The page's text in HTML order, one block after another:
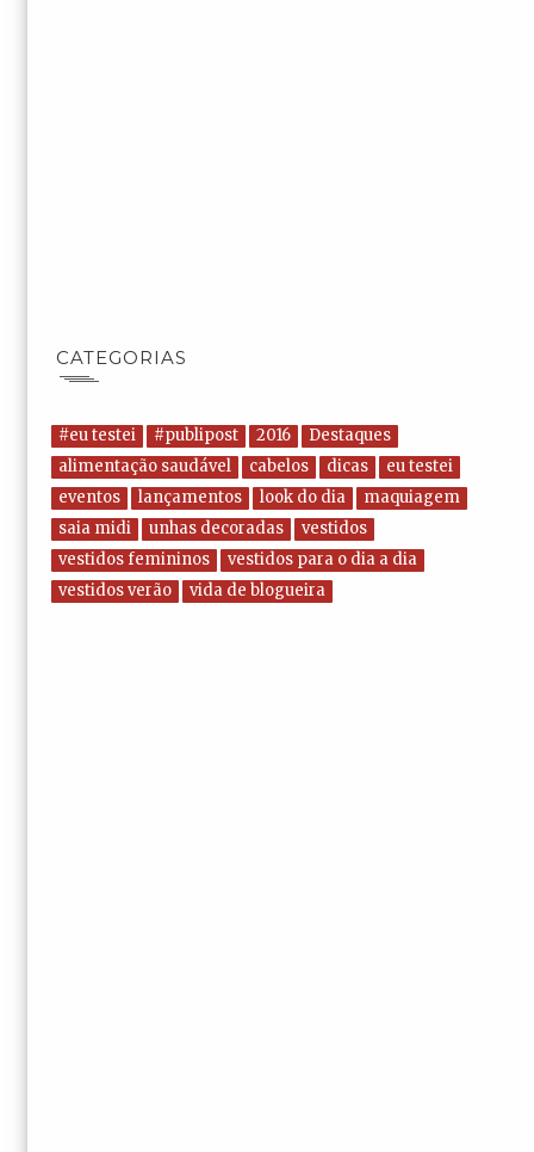
CATEGORIAS
#eu testei #publipost 2016
Destaques
alimentação saudável
cabelos dicas
eu testei
eventos
lançamentos look do dia
maquiagem
saia midi
unhas decoradas
vestidos
vestidos femininos
vestidos para o dia a dia
vestidos verão
vida de blogueira